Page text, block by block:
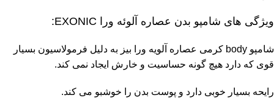
ویژگی های شامپو بدن عصاره آلوئه ورا EXONIC:
شامپو body کرمی عصاره آلویه ورا بیز به دلیل فرمولاسیون بسیار
قوی که دارد هیچ گونه حساسیت و خارش ایجاد نمی کند.
رایحه بسیار خوبی دارد و پوست بدن را خوشبو می کند.